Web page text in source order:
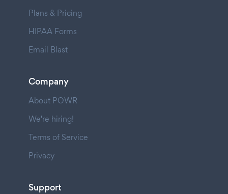
Plans & Pricing
HIPAA Forms
Email Blast
Company
About POWR
We're hiring!
Terms of Service
Privacy
Support